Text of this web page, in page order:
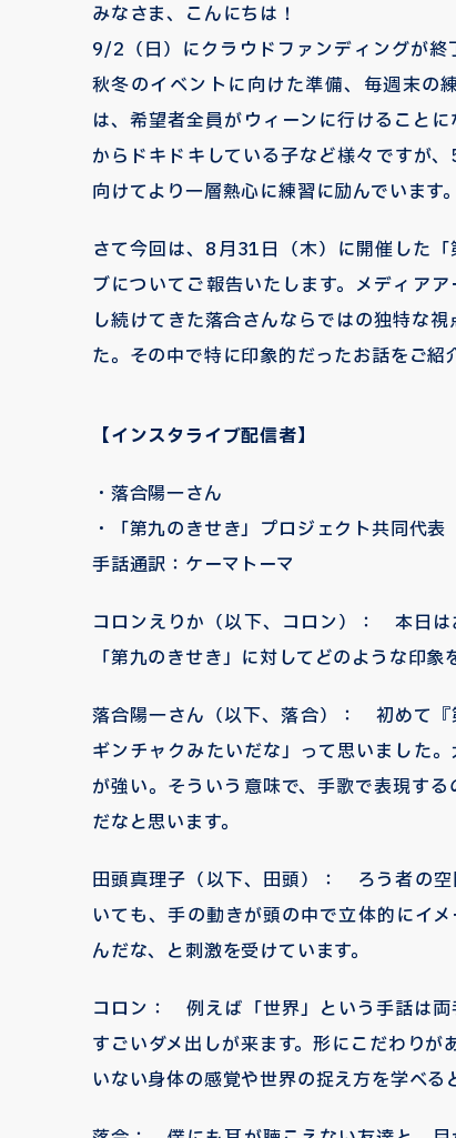
みなさま、こんにちは！
9/2（日）にクラウドファンディングが終
秋冬のイベントに向けた準備、毎週末の
は、希望者全員がウィーンに行けること
からドキドキしている子など様々ですが
向けてより一層熱心に練習に励んでいます。
さて今回は、8月31日（木）に開催した
ブについてご報告いたします。メディア
し続けてきた落合さんならではの独特な
た。その中で特に印象的だったお話をご紹
【インスタライブ配信者】
・落合陽一さん
・「第九のきせき」プロジェクト共同代
手話通訳：ケーマトーマ
コロンえりか（以下、コロン）： 本日
「第九のきせき」に対してどのような印象
落合陽一さん（以下、落合）： 初めて『
ギンチャクみたいだな」って思いました
が強い。そういう意味で、手歌で表現す
だなと思います。
田頭真理子（以下、田頭）： ろう者の空
いても、手の動きが頭の中で立体的にイ
んだな、と刺激を受けています。
コロン： 例えば「世界」という手話は両
すごいダメ出しが来ます。形にこだわり
いない身体の感覚や世界の捉え方を学べる